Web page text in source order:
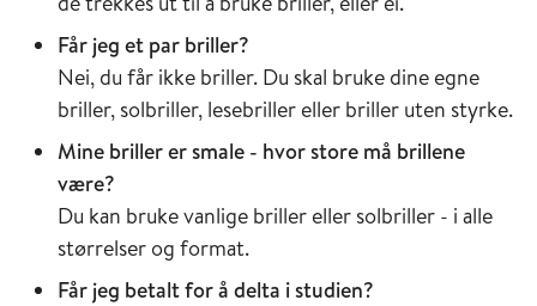
Får jeg et par briller?
Nei, du får ikke briller. Du skal bruke dine egne
briller, solbriller, lesebriller eller briller uten styrke.
Mine briller er smale - hvor store må brillene
være?
Du kan bruke vanlige briller eller solbriller - i alle
størrelser og format.
Får jeg betalt for å delta i studien?